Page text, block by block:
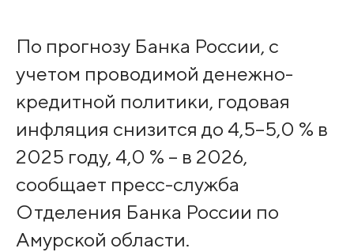
По прогнозу Банка России, с
учетом проводимой денежно-
кредитной политики, годовая
инфляция снизится до 4,5–5,0 % в
2025 году, 4,0 % – в 2026,
сообщает пресс-служба
Отделения Банка России по
Амурской области.